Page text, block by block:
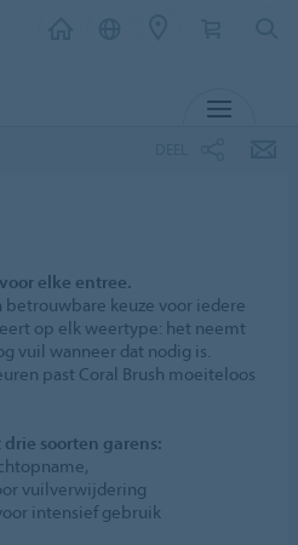
elke entree.
betrouwbare keuze voor iedere
op elk weertype: het neemt
vuil wanneer dat nodig is.
past Coral Brush moeiteloos
soorten garens:
vuilverwijdering
intensief gebruik